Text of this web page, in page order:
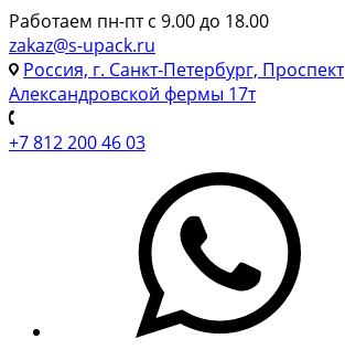
Работаем пн-пт с 9.00 до 18.00
zakaz@s-upack.ru
Россия, г. Санкт-Петербург, Проспект
Александровской фермы 17т
+7 812 200 46 03